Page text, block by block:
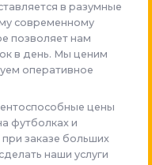
в разумные
современному
позволяет нам
в день. Мы ценим
оперативное
цены
футболках и
заказе больших
наши услуги